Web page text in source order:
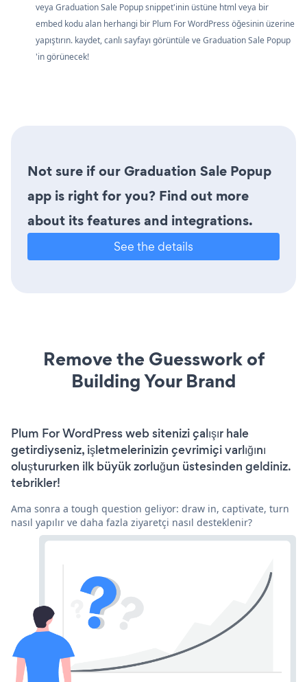
veya Graduation Sale Popup snippet'inin üstüne html veya bir
embed kodu alan herhangi bir Plum For WordPress öğesinin üzerine
yapıştırın. kaydet, canlı sayfayı görüntüle ve Graduation Sale Popup
'in görünecek!
Not sure if our Graduation Sale Popup
app is right for you? Find out more
about its features and integrations.
See the details
Remove the Guesswork of
Building Your Brand
Plum For WordPress web sitenizi çalışır hale
getirdiyseniz, işletmelerinizin çevrimiçi varlığını
oluştururken ilk büyük zorluğun üstesinden geldiniz.
tebrikler!
Ama sonra a tough question geliyor: draw in, captivate, turn
nasıl yapılır ve daha fazla ziyaretçi nasıl desteklenir?